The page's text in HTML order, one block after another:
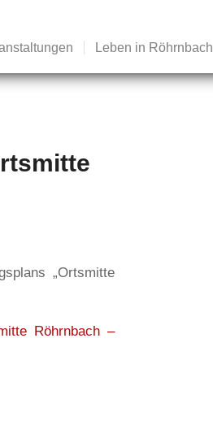
Leben in Röhrnbach
„Ortsmitte
Röhrnbach –